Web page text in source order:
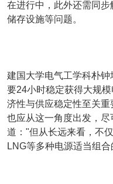
在进行中，此外还需同
储存设施等问题。
建国大学电气工学科朴
要24小时稳定获得大规
济性与供应稳定性至关
也应从这一角度出发，
道："但从长远来看，不
LNG等多种电源适当组